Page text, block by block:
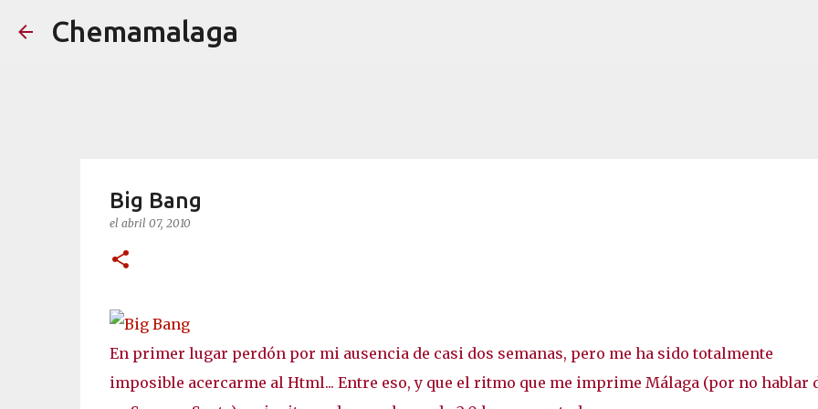
Chemamalaga
Big Bang
el abril 07, 2010
En primer lugar perdón por mi ausencia de casi dos semanas, pero me ha sido totalmente
imposible acercarme al Html... Entre eso, y que el ritmo que me imprime Málaga (por no hablar